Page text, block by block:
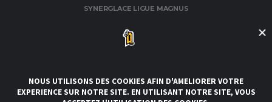
SYNERGLACE LIGUE MAGNUS
FÉDÉRATION FRANÇAISE DE HOCKEY / GLACE
CLUB DE HOCKEY AMATEUR DE ROUEN
CONDITIONS GÉNÉRALES DE VENTE ET D’UTILISATION